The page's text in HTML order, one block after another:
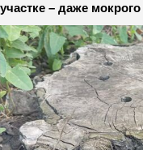
участке – даже